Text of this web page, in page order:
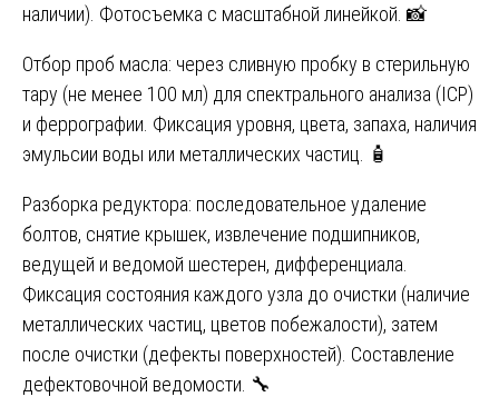
наличии). Фотосъемка с масштабной линейкой. 📸
Отбор проб масла: через сливную пробку в стерильную
тару (не менее 100 мл) для спектрального анализа (ICP)
и феррографии. Фиксация уровня, цвета, запаха, наличия
эмульсии воды или металлических частиц. 🧴
Разборка редуктора: последовательное удаление
болтов, снятие крышек, извлечение подшипников,
ведущей и ведомой шестерен, дифференциала.
Фиксация состояния каждого узла до очистки (наличие
металлических частиц, цветов побежалости), затем
после очистки (дефекты поверхностей). Составление
дефектовочной ведомости. 🔧